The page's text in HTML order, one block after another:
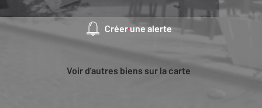
Créer une alerte
Voir d'autres biens sur la carte